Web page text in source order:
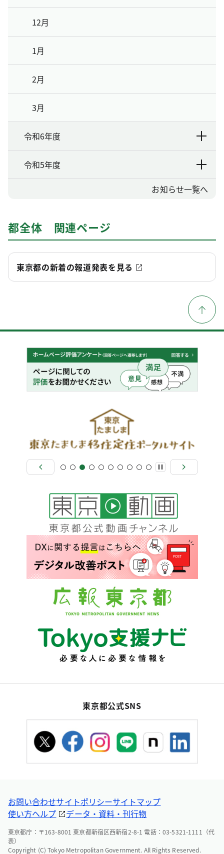
12月
1月
2月
3月
令和6年度
令和5年度
お知らせ一覧へ
都全体 関連ページ
東京都の新着の報道発表を見る
東京都公式SNS
お問い合わせサイトポリシーサイトマップ
使い方ヘルプ
データ・資料・刊行物
東京都庁：〒163-8001 東京都新宿区西新宿2-8-1 電話：03-5321-1111（代
表）
Copyright (C) Tokyo Metropolitan Government. All Rights Reserved.